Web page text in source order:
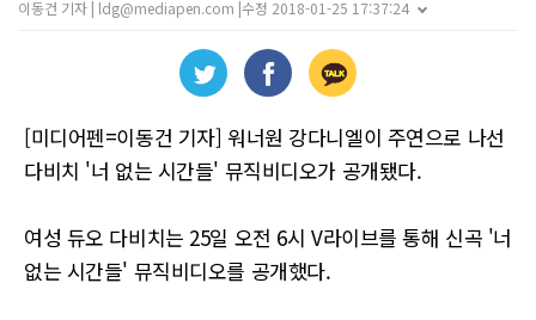
이동건 기자 | ldg@mediapen.com |수정 2018-01-25 17:37:24
[미디어펜=이동건 기자] 워너원 강다니엘이 주연으로 나선
다비치 '너 없는 시간들' 뮤직비디오가 공개됐다.
여성 듀오 다비치는 25일 오전 6시 V라이브를 통해 신곡 '너
없는 시간들' 뮤직비디오를 공개했다.